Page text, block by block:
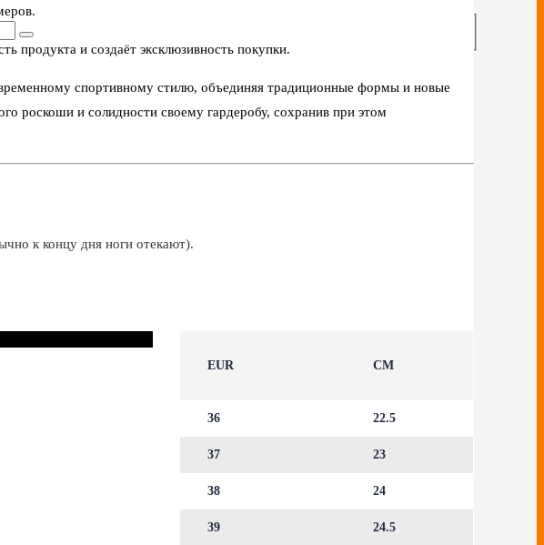
продукта и создаёт эксклюзивность покупки.
спортивному стилю, объединяя традиционные формы и новые
роскоши и солидности своему гардеробу, сохранив при этом
к концу дня ноги отекают).
EUR CM
36 22.5
37 23
38 24
39 24.5